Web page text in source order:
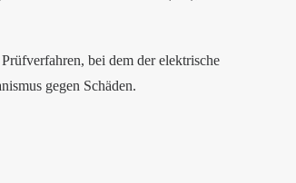
bei dem der elektrische
gegen Schäden.